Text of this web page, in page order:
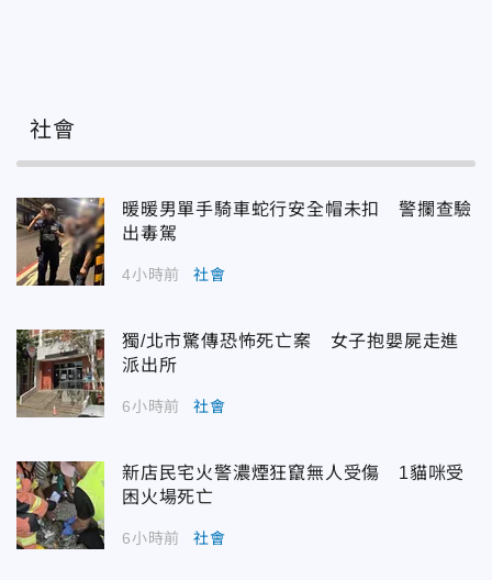
社會
暖暖男單手騎車蛇行安全帽未扣 警攔查驗
出毒駕
4小時前 社會
獨/北市驚傳恐怖死亡案 女子抱嬰屍走進
派出所
6小時前 社會
新店民宅火警濃煙狂竄無人受傷 1貓咪受
困火場死亡
6小時前 社會